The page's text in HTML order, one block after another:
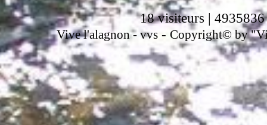
18 visiteurs | 4935836
Vive l'alagnon - vvs - Copyright© by